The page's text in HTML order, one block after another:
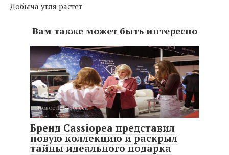
Добыча угля растет
Вам также может быть интересно
Новости Кузбасса
Бренд Cassiopea представил
новую коллекцию и раскрыл
тайны идеального подарка